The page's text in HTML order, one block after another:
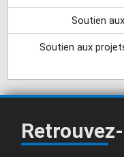
Soutien
Soutien aux